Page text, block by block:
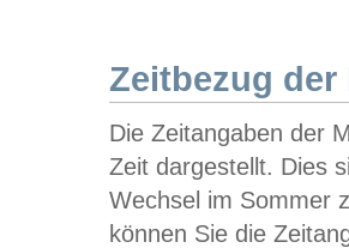
Zeitbezug der
Die Zeitangaben der
Zeit dargestellt. Dies
Wechsel im Sommer
können Sie die